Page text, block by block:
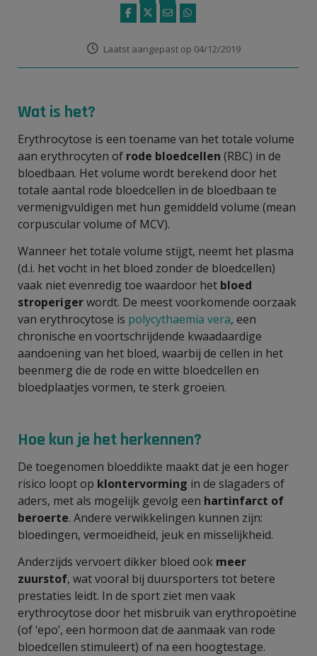
Laatst aangepast op 04/12/2019
Wat is het?
Erythrocytose is een toename van het totale volume
aan erythrocyten of rode bloedcellen (RBC) in de
bloedbaan. Het volume wordt berekend door het
totale aantal rode bloedcellen in de bloedbaan te
vermenigvuldigen met hun gemiddeld volume (mean
corpuscular volume of MCV).
Wanneer het totale volume stijgt, neemt het plasma
(d.i. het vocht in het bloed zonder de bloedcellen)
vaak niet evenredig toe waardoor het bloed
stroperigerwordt. De meest voorkomende oorzaak
van erythrocytose is polycythaemia vera, een
chronische en voortschrijdende kwaadaardige
aandoening van het bloed, waarbij de cellen in het
beenmerg die de rode en witte bloedcellen en
bloedplaatjes vormen, te sterk groeien.
Hoe kun je het herkennen?
De toegenomen bloeddikte maakt dat je een hoger
risico loopt op klontervorming in de slagaders of
aders, met als mogelijk gevolg een hartinfarct of
beroerte. Andere verwikkelingen kunnen zijn:
bloedingen, vermoeidheid, jeuk en misselijkheid.
Anderzijds vervoert dikker bloed ook meer
zuurstof, wat vooral bij duursporters tot betere
prestaties leidt. In de sport ziet men vaak
erythrocytose door het misbruik van erythropoëtine
(of ‘epo’, een hormoon dat de aanmaak van rode
bloedcellen stimuleert) of na een hoogtestage.